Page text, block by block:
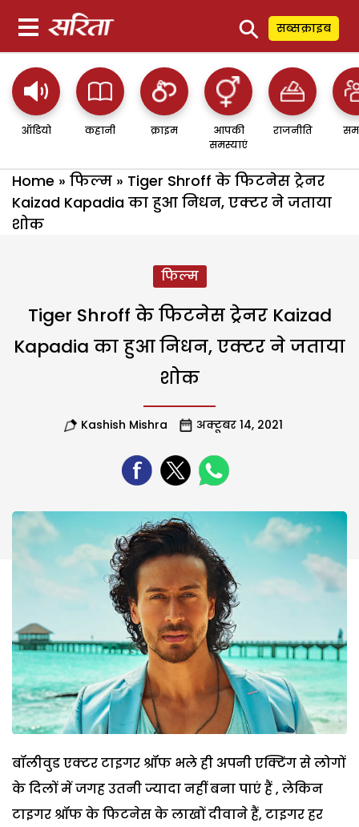
⚲ सब्सक्राइब
ऑडियो कहानी क्राइम
आपकी
समस्याएं
राजनीति
Home » फिल्म » Tiger Shroff के फिटनेस ट्रेनर
Kaizad Kapadia का हुआ निधन, एक्टर ने जताया
शोक
फिल्म
Tiger Shroff के फिटनेस ट्रेनर Kaizad
Kapadia का हुआ निधन, एक्टर ने जताया
शोक
Kashish Mishra अक्टूबर 14, 2021
बॉलीवुड एक्टर टाइगर श्रॉफ भले ही अपनी एक्टिंग से लोगों
के दिलों में जगह उतनी ज्यादा नहीं बना पाएं हैं , लेकिन
टाइगर श्रॉफ के फिटनेस के लाखों दीवाने हैं, टाइगर हर